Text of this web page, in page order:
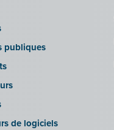
publiques
de logiciels